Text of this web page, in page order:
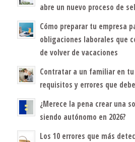
abre un nuevo proceso de
Cómo preparar tu empresa
obligaciones laborales que
de volver de vacaciones
Contratar a un familiar en
requisitos y errores que
¿Merece la pena crear una
siendo autónomo en 2026?
Los 10 errores que más